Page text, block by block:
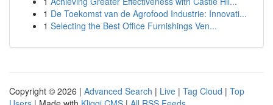
1 De Toekomst van de Agrofood Industrie: Innovati...
1 Selecting the Best Office Furnishings Ven...
Copyright © 2026 | Advanced Search | Live | Tag Cloud | Top